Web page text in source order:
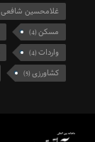
غلامحسین شافعی
مسکن(4)
واردات(4)
کشاورزی(5)